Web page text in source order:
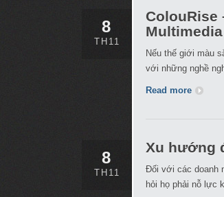
8
TH11
ColouRise
Multimedia
Nếu thế giới màu
với những nghề
Read more
8
TH11
Xu hướng
Đối với các doanh
hỏi họ phải nỗ lực